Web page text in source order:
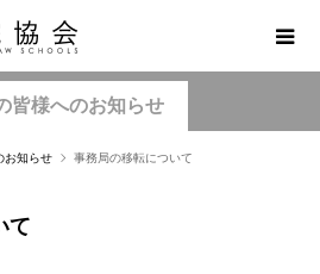
皆様へのお知らせ
お知らせ 事務局の移転について
て